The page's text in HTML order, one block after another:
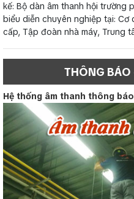
kế: Bộ dàn âm thanh hội trường
biểu diễn chuyên nghiệp tại: Cơ
cấp, Tập đoàn nhà máy, Trung
THÔNG
Hệ thống âm thanh thông